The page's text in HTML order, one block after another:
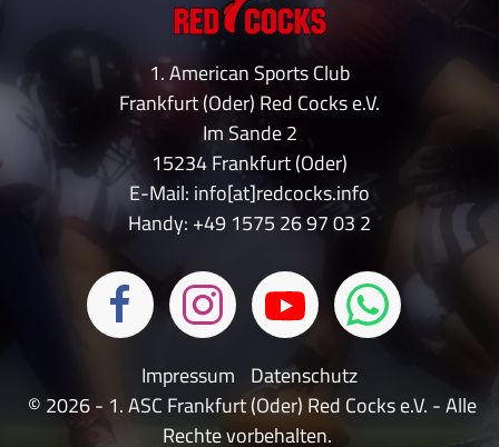
1. American Sports Club
Frankfurt (Oder) Red Cocks e.V.
Im Sande 2
15234 Frankfurt (Oder)
E-Mail: info[at]redcocks.info
Handy: +49 1575 26 97 03 2
Impressum Datenschutz
© 2026 - 1. ASC Frankfurt (Oder) Red Cocks e.V. - Alle
Rechte vorbehalten.